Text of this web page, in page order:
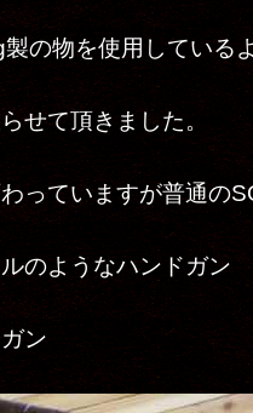
の物を使用している
せて頂きました。
っていますが普通の
のようなハンドガン
ン